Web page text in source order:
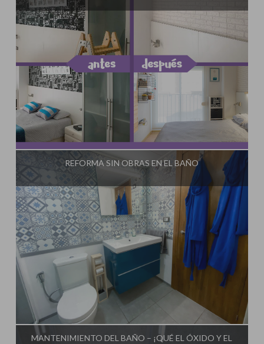
Influencer: Bricoydeco Mujermanitas
REFORMA SIN OBRAS EN EL BAÑO
Influencer:
MANTENIMIENTO DEL BAÑO – ¡QUÉ EL ÓXIDO Y EL